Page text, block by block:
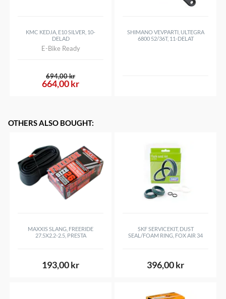
KMC KEDJA, E10 SILVER, 10-
DELAD
E-Bike Ready
664,00 kr
694,00 kr
SHIMANO VEVPARTI, ULTEGRA
6800 52/36T, 11-DELAT
OTHERS ALSO BOUGHT:
MAXXIS SLANG, FREERIDE
27.5X2.2-2.5, PRESTA
193,00 kr
SKF SERVICEKIT, DUST
SEAL/FOAM RING, FOX AIR 34
396,00 kr